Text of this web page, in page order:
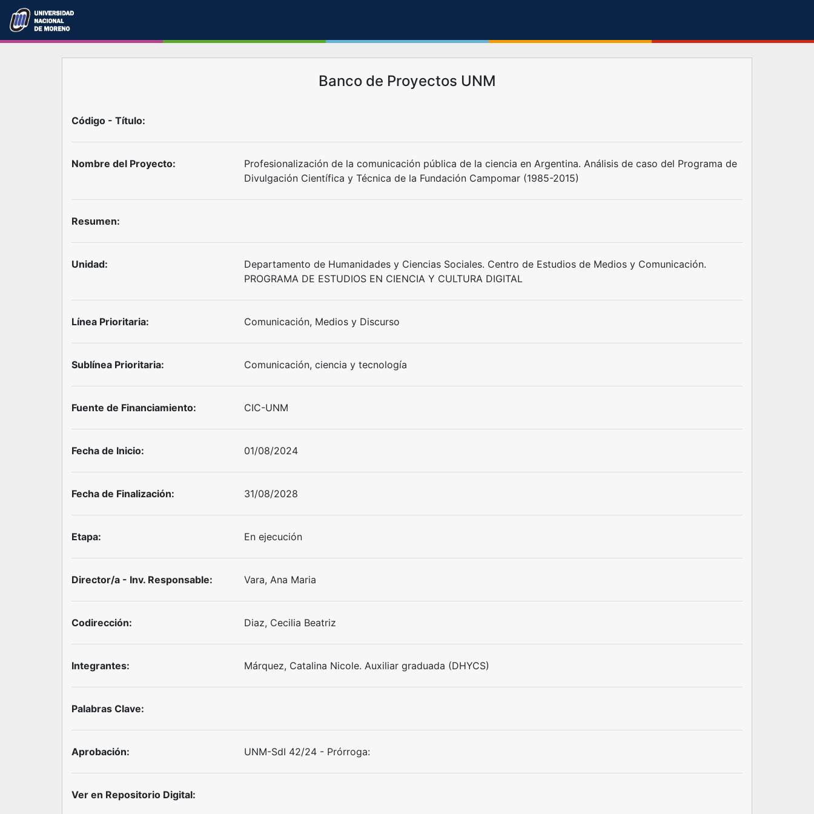
Banco de Proyectos UNM
Código - Título:
Nombre del Proyecto:
Profesionalización de la comunicación pública de la ciencia en Argentina. Análisis de caso del Programa de
Divulgación Científica y Técnica de la Fundación Campomar (1985-2015)
Resumen:
Unidad:
Departamento de Humanidades y Ciencias Sociales. Centro de Estudios de Medios y Comunicación.
PROGRAMA DE ESTUDIOS EN CIENCIA Y CULTURA DIGITAL
Línea Prioritaria: Comunicación, Medios y Discurso
Sublínea Prioritaria: Comunicación, ciencia y tecnología
Fuente de Financiamiento: CIC-UNM
Fecha de Inicio: 01/08/2024
Fecha de Finalización: 31/08/2028
Etapa: En ejecución
Director/a - Inv. Responsable: Vara, Ana Maria
Codirección: Diaz, Cecilia Beatriz
Integrantes: Márquez, Catalina Nicole. Auxiliar graduada (DHYCS)
Palabras Clave:
Aprobación: UNM-SdI 42/24 - Prórroga:
Ver en Repositorio Digital: